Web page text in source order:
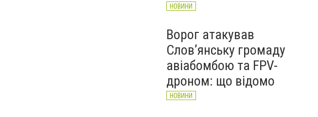
НОВИНИ
Ворог атакував
Слов’янську громаду
авіабомбою та FPV-
дроном: що відомо
НОВИНИ